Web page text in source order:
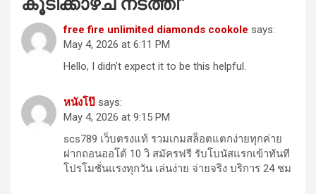
free fire unlimited diamonds cookole says:
May 4, 2026 at 6:11 PM
Hello, I didn’t expect it to be this helpful.
หนังโป๊ says:
May 4, 2026 at 9:15 PM
scs789 เว็บตรงแท้ รวมเกมสล็อตแตกง่ายทุกค่าย
ฝากถอนออโต้ 10 วิ สมัครฟรี รับโบนัสแรกเข้าทันที
โปรโมชั่นแรงทุกวัน เล่นง่าย จ่ายจริง บริการ 24 ชม